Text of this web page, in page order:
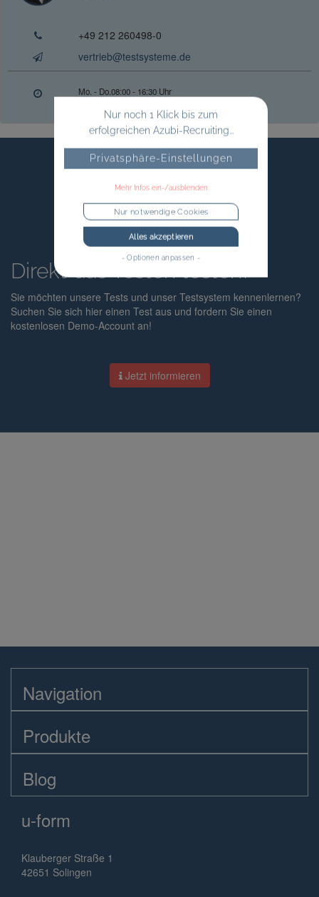
+49 212 260498-0
vertrieb@testsysteme.de
Mo. - Do.08:00 - 16:30 Uhr
Direkt das Testen testen?
Sie möchten unsere Tests und unser Testsystem kennenlernen?
Suchen Sie sich hier einen Test aus und fordern Sie einen
kostenlosen Demo-Account an!
Jetzt informieren
Navigation
Produkte
Blog
u-form
Klauberger Straße 1
42651 Solingen
Nur noch 1 Klick bis zum
erfolgreichen Azubi-Recruiting...
Privatsphäre-Einstellungen
Mehr Infos ein-/ausblenden
Nur notwendige Cookies
Alles akzeptieren
- Optionen anpassen -